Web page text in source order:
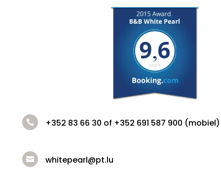
 +352 83 66 30 of +352 691 587 900 (mobiel)
 whitepearl@pt.lu